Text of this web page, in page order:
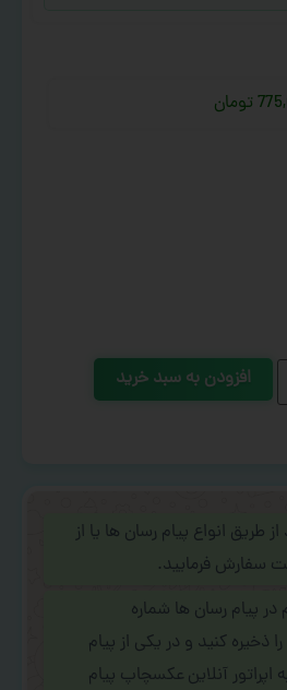
تومان
افزودن به سبد خرید
طریق انواع پیام رسان ها یا از
سفارش فرمایید.
در پیام رسان ها شماره
را ذخیره کنید و در یکی از پیام
اپراتور آنلاین عکسچاپ پیام